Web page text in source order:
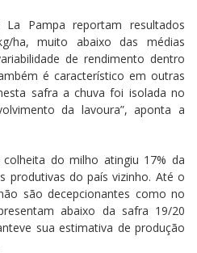
Pampa reportam resultados
ha, muito abaixo das médias
de rendimento dentro
é característico em outras
safra a chuva foi isolada no
da lavoura”, aponta a
do milho atingiu 17% da
produtivas do país vizinho. Até o
são decepcionantes como no
abaixo da safra 19/20
sua estimativa de produção